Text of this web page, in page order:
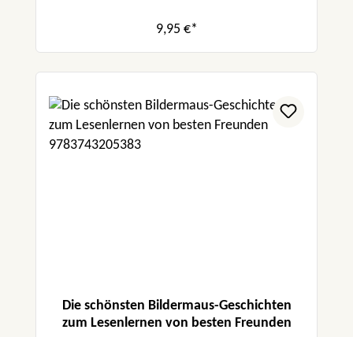
9,95 €*
Die schönsten Bildermaus-Geschichten
zum Lesenlernen von besten Freunden